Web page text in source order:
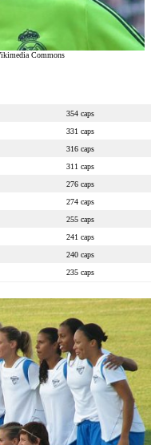
Commons
354 caps
331 caps
316 caps
311 caps
276 caps
274 caps
255 caps
241 caps
240 caps
235 caps